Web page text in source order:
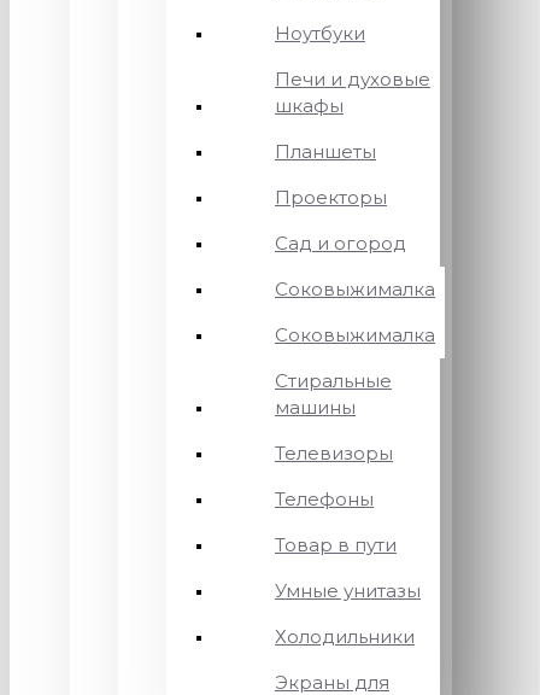
Ноутбуки
Печи и духовые
шкафы
Планшеты
Проекторы
Сад и огород
Соковыжималка
Соковыжималка
Стиральные
машины
Телевизоры
Телефоны
Товар в пути
Умные унитазы
Холодильники
Экраны для